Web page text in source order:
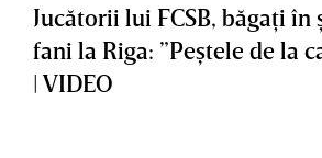
Jucătorii lui FCSB, băgaţi în
fani la Riga: ”Peştele de la
| VIDEO